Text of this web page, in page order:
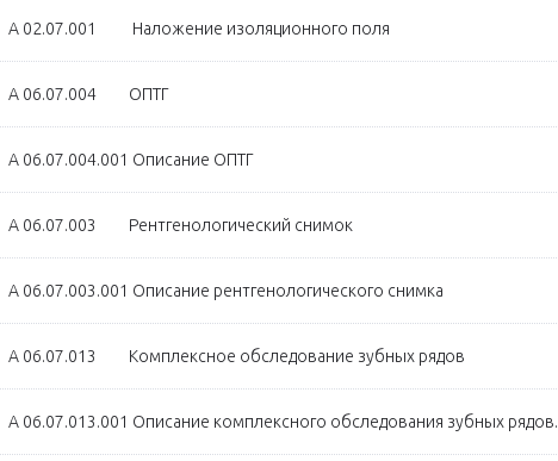
А 02.07.001 Наложение изоляционного поля
А 06.07.004 ОПТГ
А 06.07.004.001 Описание ОПТГ
А 06.07.003 Рентгенологический снимок
А 06.07.003.001 Описание рентгенологического снимка
А 06.07.013 Комплексное обследование зубных рядов
А 06.07.013.001 Описание комплексного обследования зубных рядов.